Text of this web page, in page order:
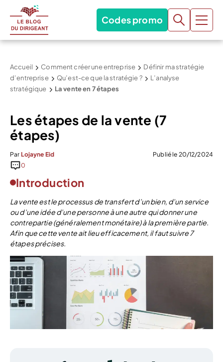
Codes promo
Accueil Comment créer une entreprise
Définir ma stratégie
d’entreprise
Qu’est-ce que la stratégie ?
L’analyse
stratégique
La vente en 7 étapes
Les étapes de la vente (7
étapes)
Par Lojayne Eid
Publié le 20/12/2024
0
Introduction
La vente est le processus de transfert d’un bien, d’un service
ou d’une idée d’une personne à une autre qui donner une
contrepartie (généralement monétaire) à la première partie.
Afin que cette vente ait lieu efficacement, il faut suivre 7
étapes précises.